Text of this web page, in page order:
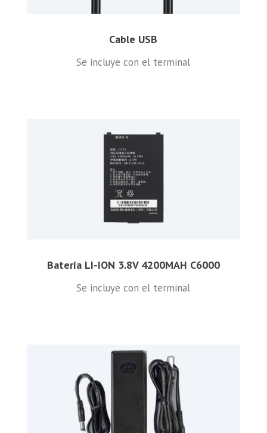
Cable USB
Se incluye con el terminal
Batería LI-ION 3.8V 4200MAH C6000
Se incluye con el terminal